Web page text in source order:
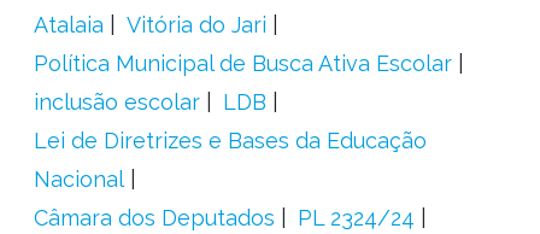
Atalaia
Vitória do Jari
Política Municipal de Busca Ativa Escolar
inclusão escolar
LDB
Lei de Diretrizes e Bases da Educação
Nacional
Câmara dos Deputados
PL 2324/24